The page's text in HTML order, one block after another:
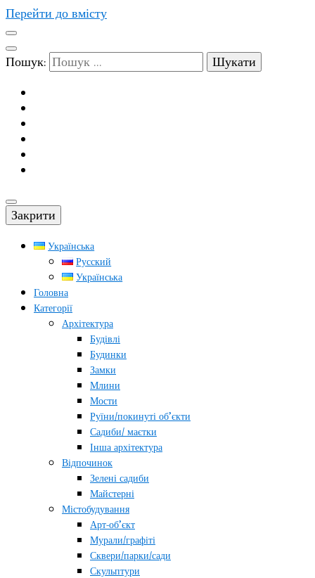
Перейти до вмісту
Пошук:
Закрити
Українська
Русский
Українська
Головна
Категорії
Архітектура
Будівлі
Будинки
Замки
Млини
Мости
Руїни/покинуті об’єкти
Садиби/ маєтки
Інша архітектура
Відпочинок
Зелені садиби
Майстерні
Містобудування
Арт-об’єкт
Мурали/графіті
Сквери/парки/сади
Скульптури